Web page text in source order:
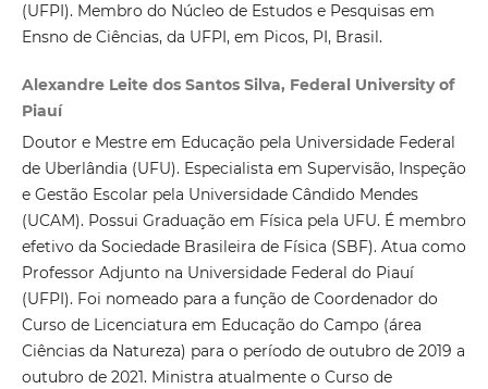
(UFPI). Membro do Núcleo de Estudos e Pesquisas em
Ensno de Ciências, da UFPI, em Picos, PI, Brasil.
Alexandre Leite dos Santos Silva, Federal University of
Piauí
Doutor e Mestre em Educação pela Universidade Federal
de Uberlândia (UFU). Especialista em Supervisão, Inspeção
e Gestão Escolar pela Universidade Cândido Mendes
(UCAM). Possui Graduação em Física pela UFU. É membro
efetivo da Sociedade Brasileira de Física (SBF). Atua como
Professor Adjunto na Universidade Federal do Piauí
(UFPI). Foi nomeado para a função de Coordenador do
Curso de Licenciatura em Educação do Campo (área
Ciências da Natureza) para o período de outubro de 2019 a
outubro de 2021. Ministra atualmente o Curso de